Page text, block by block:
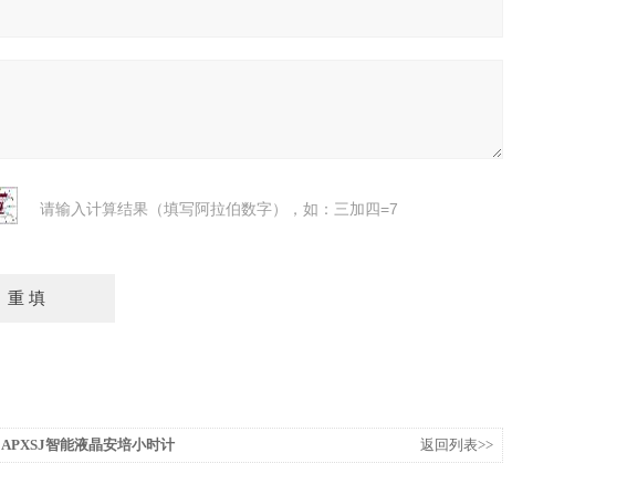
请输入计算结果（填写阿拉伯数字），如：三加四=7
APXSJ智能液晶安培小时计 返回列表>>